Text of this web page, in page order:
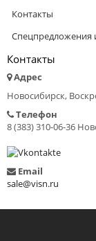
Контакты
Спецпредложения
Контакты
Адрес
Новосибирск,
Телефон
8 (383) 310-06-36
Email
sale@visn.ru